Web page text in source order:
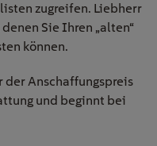
zugreifen. Liebherr
Sie Ihren „alten“
können.
Anschaffungspreis
und beginnt bei